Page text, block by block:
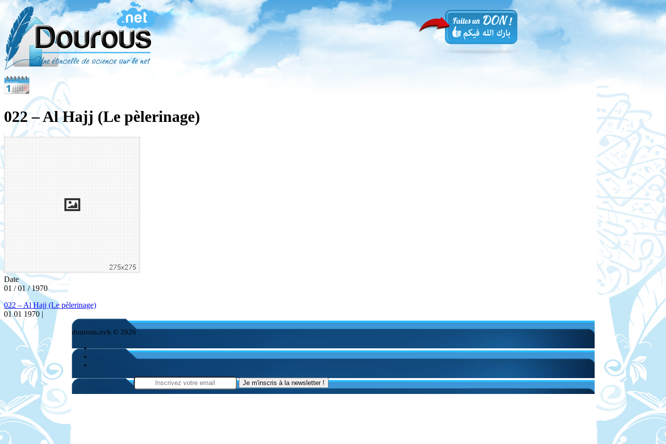
022 – Al Hajj (Le pèlerinage)
Date
01 / 01 / 1970
022 – Al Hajj (Le pèlerinage)
01 01 1970 |
dourous.ovh © 2026